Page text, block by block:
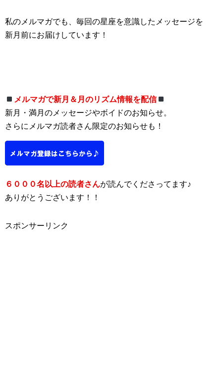
私のメルマガでも、毎回の星座を意識したメッセージを
新月前にお届けしています！
メルマガで新月＆月のリズム情報を配信
新月・満月のメッセージやボイドのお知らせ。
さらにメルマガ読者さん限定のお知らせも！
６０００名以上の読者さんが読んでくださってます♪
ありがとうございます！！
スポンサーリンク